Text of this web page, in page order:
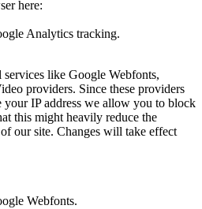
here:
Analytics tracking.
like Google Webfonts,
providers. Since these providers
your IP address we allow you to block
this might heavily reduce the
our site. Changes will take effect
Webfonts.